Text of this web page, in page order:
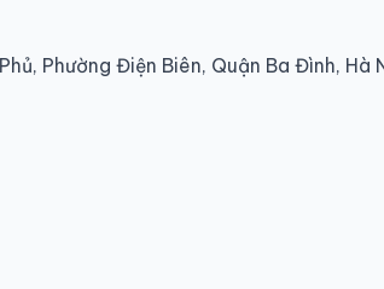
Phường Điện Biên, Quận Ba Đình, Hà